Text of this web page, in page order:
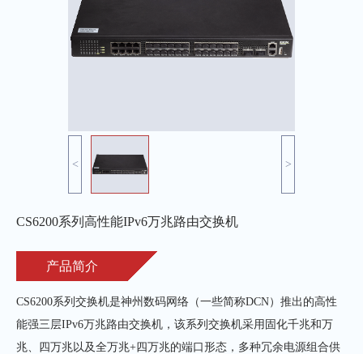
< >
CS6200系列高性能IPv6万兆路由交换机
产品简介
CS6200系列交换机是神州数码网络（一些简称DCN）推出的高性
能强三层IPv6万兆路由交换机，该系列交换机采用固化千兆和万
兆、四万兆以及全万兆+四万兆的端口形态，多种冗余电源组合供